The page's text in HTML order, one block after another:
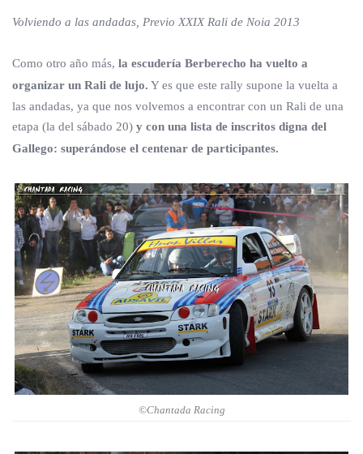
Volviendo a las andadas, Previo XXIX Rali de Noia 2013
Como otro año más, la escudería Berberecho ha vuelto a
organizar un Rali de lujo. Y es que este rally supone la vuelta a
las andadas, ya que nos volvemos a encontrar con un Rali de una
etapa (la del sábado 20) y con una lista de inscritos digna del
Gallego: superándose el centenar de participantes.
©Chantada Racing